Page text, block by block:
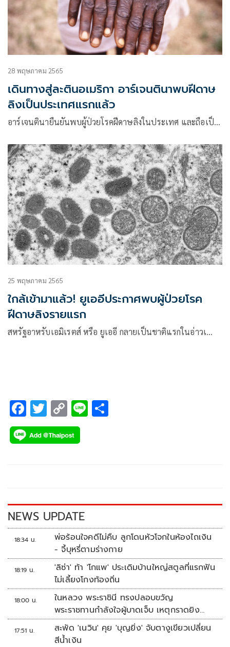
28 พฤษภาคม 2565
เดินทางสู่ละตินอเมริกา อาร์เจนตินาพบฝีดาษ
ลิงเป็นประเทศแรกแล้ว
อาร์เจนตินายืนยันพบผู้ป่วยโรคฝีดาษลิงในประเทศ และถือเป็…
25 พฤษภาคม 2565
ใกล้เข้ามาแล้ว! ยูเออีประกาศพบผู้ป่วยโรค
ฝีดาษลิงรายแรก
สหรัฐอาหรับเอมิเรตส์ หรือ ยูเออี กลายเป็นชาติแรกในอ่าวเ…
F
ac
e
k
T
wi
tt
C
o
p
k
Li
NEWS UPDATE
18:34 น.
พ่อร้อนใจคดีไม่คืบ ลูกโดนหัวโจกในห้องไถเงิน
- จี้บุหรี่ตามร่างกาย
18:19 น.
'ลิซ่า' ท้า 'โกแพ' ประเดิมบ้านใหญ่สตูลที่แรกฟัน
ไม่เลี้ยงโกงท้องถิ่น
18:00 น.
ในหลวง พระราชินี ทรงปลอบขวัญ
พระราชทานกำลังใจผู้บาดเจ็บ เหตุกราดยิง
รร.เทพศิรินทร์นนทบุรี
17:51 น.
สะพัด 'เนวิน' คุย 'บุญยิ่ง' จับตางูเขียวเปลี่ยน
สีน้ำเงิน